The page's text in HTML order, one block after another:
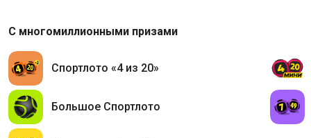
С многомиллионными призами
Спортлото «4 из 20»
Большое Спортлото